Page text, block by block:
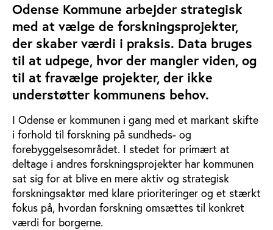
Odense Kommune arbejder strategisk
med at vælge de forskningsprojekter,
der skaber værdi i praksis. Data bruges
til at udpege, hvor der mangler viden, og
til at fravælge projekter, der ikke
understøtter kommunens behov.
I Odense er kommunen i gang med et markant skifte
i forhold til forskning på sundheds- og
forebyggelsesområdet. I stedet for primært at
deltage i andres forskningsprojekter har kommunen
sat sig for at blive en mere aktiv og strategisk
forskningsaktør med klare prioriteringer og et stærkt
fokus på, hvordan forskning omsættes til konkret
værdi for borgerne.